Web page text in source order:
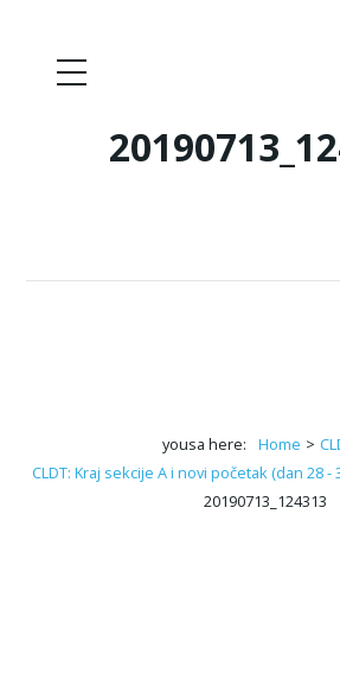
yousa here: Home >
CLDT: Kraj sekcije A i novi početak (dan 28 -
20190713_124313